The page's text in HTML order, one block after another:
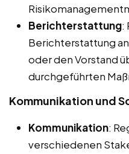
Berichterstattung:
Berichterstattung
oder den Vorstand
durchgeführten
Kommunikation und
Kommunikation:
verschiedenen